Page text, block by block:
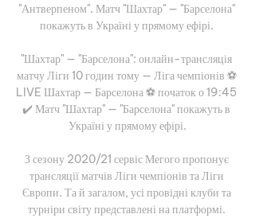
"Антверпеном". Матч "Шахтар" — "Барселона"
покажуть в Україні у прямому ефірі.
"Шахтар" — "Барселона": онлайн-трансляція
матчу Ліги 10 годин тому — Ліга чемпіонів ⚽️
LIVE Шахтар — Барселона ⚽️ початок о 19:45
✔️ Матч "Шахтар" — "Барселона" покажуть в
Україні у прямому ефірі.
З сезону 2020/21 сервіс Мегого пропонує
трансляції матчів Ліги чемпіонів та Ліги
Європи. Та й загалом, усі провідні клуби та
турніри світу представлені на платформі.